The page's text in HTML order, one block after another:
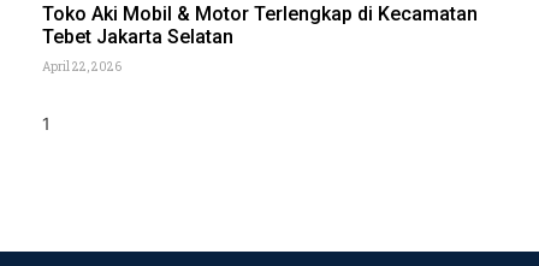
Toko Aki Mobil & Motor Terlengkap di Kecamatan
Tebet Jakarta Selatan
April 22, 2026